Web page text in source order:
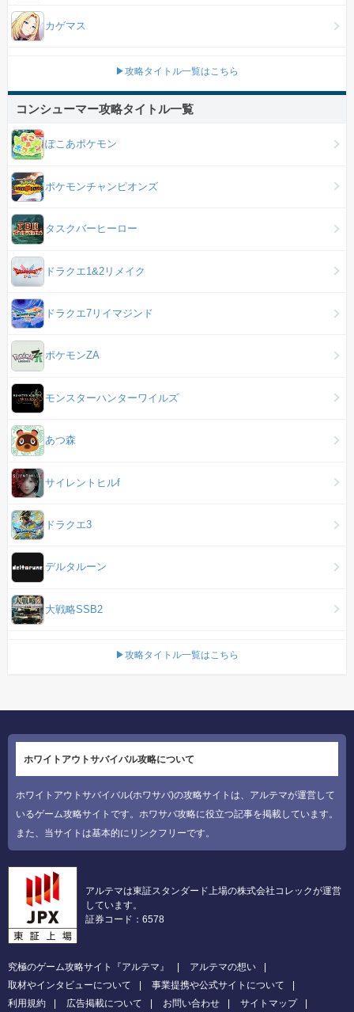
カゲマス
▶攻略タイトル一覧はこちら
コンシューマー攻略タイトル一覧
ぽこあポケモン
ポケモンチャンピオンズ
タスクバーヒーロー
ドラクエ1&2リメイク
ドラクエ7リイマジンド
ポケモンZA
モンスターハンターワイルズ
あつ森
サイレントヒルf
ドラクエ3
デルタルーン
大戦略SSB2
▶攻略タイトル一覧はこちら
ホワイトアウトサバイバル攻略について
ホワイトアウトサバイバル(ホワサバ)の攻略サイトは、アルテマが運営して
いるゲーム攻略サイトです。ホワサバ攻略に役立つ記事を掲載しています。
また、当サイトは基本的にリンクフリーです。
アルテマは東証スタンダード上場の株式会社コレックが運営
しています。
証券コード：6578
究極のゲーム攻略サイト『アルテマ』
アルテマの想い
取材やインタビューについて
事業提携や公式サイトについて
利用規約
広告掲載について お問い合わせ サイトマップ